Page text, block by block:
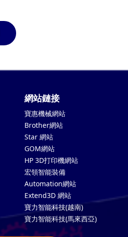
網站鏈接
寶惠機械網站
Brother網站
Star 網站
GOM網站
HP 3D打印機網站
宏領智能裝備
Automation網站
Extend3D 網站
寶力智能科技(越南)
寶力智能科技(馬來西亞)